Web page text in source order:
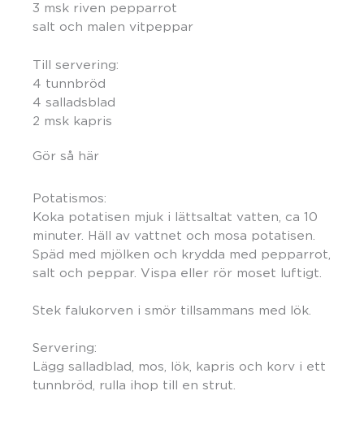
3 msk riven pepparrot
salt och malen vitpeppar
Till servering:
4 tunnbröd
4 salladsblad
2 msk kapris
Gör så här
Potatismos:
Koka potatisen mjuk i lättsaltat vatten, ca 10
minuter. Häll av vattnet och mosa potatisen.
Späd med mjölken och krydda med pepparrot,
salt och peppar. Vispa eller rör moset luftigt.
Stek falukorven i smör tillsammans med lök.
Servering:
Lägg salladblad, mos, lök, kapris och korv i ett
tunnbröd, rulla ihop till en strut.